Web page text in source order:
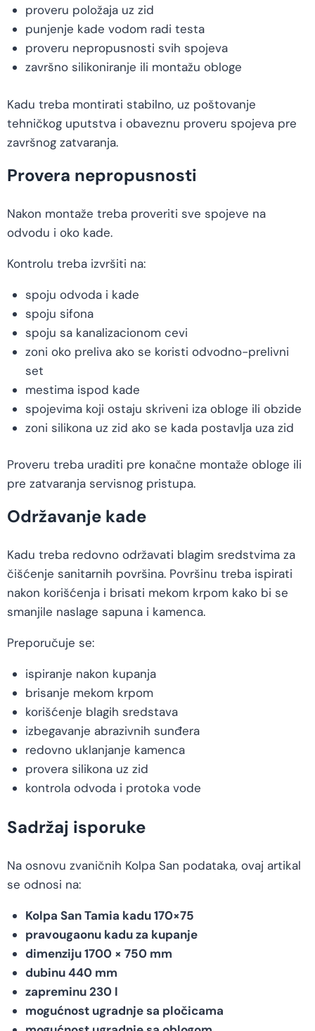
proveru položaja uz zid
punjenje kade vodom radi testa
proveru nepropusnosti svih spojeva
završno silikoniranje ili montažu obloge
Kadu treba montirati stabilno, uz poštovanje
tehničkog uputstva i obaveznu proveru spojeva pre
završnog zatvaranja.
Provera nepropusnosti
Nakon montaže treba proveriti sve spojeve na
odvodu i oko kade.
Kontrolu treba izvršiti na:
spoju odvoda i kade
spoju sifona
spoju sa kanalizacionom cevi
zoni oko preliva ako se koristi odvodno-prelivni
set
mestima ispod kade
spojevima koji ostaju skriveni iza obloge ili obzide
zoni silikona uz zid ako se kada postavlja uza zid
Proveru treba uraditi pre konačne montaže obloge ili
pre zatvaranja servisnog pristupa.
Održavanje kade
Kadu treba redovno održavati blagim sredstvima za
čišćenje sanitarnih površina. Površinu treba ispirati
nakon korišćenja i brisati mekom krpom kako bi se
smanjile naslage sapuna i kamenca.
Preporučuje se:
ispiranje nakon kupanja
brisanje mekom krpom
korišćenje blagih sredstava
izbegavanje abrazivnih sunđera
redovno uklanjanje kamenca
provera silikona uz zid
kontrola odvoda i protoka vode
Sadržaj isporuke
Na osnovu zvaničnih Kolpa San podataka, ovaj artikal
se odnosi na:
Kolpa San Tamia kadu 170×75
pravougaonu kadu za kupanje
dimenziju 1700 × 750 mm
dubinu 440 mm
zapreminu 230 l
mogućnost ugradnje sa pločicama